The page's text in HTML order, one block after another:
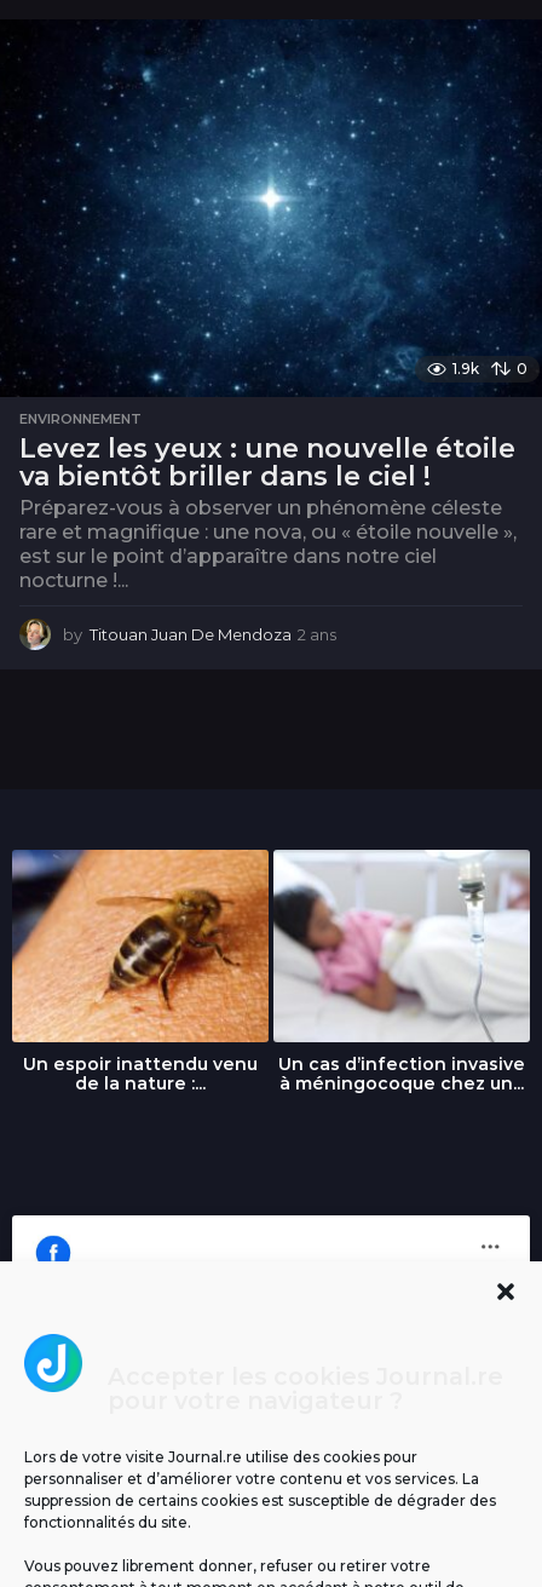
Lors de votre visite Journal.re utilise des cookies pour
personnaliser et d’améliorer votre contenu et vos services. La
suppression de certains cookies est susceptible de dégrader des
fonctionnalités du site.
Vous pouvez librement donner, refuser ou retirer votre
s
1.9k 0
ENVIRONNEMENT
Levez les yeux : une nouvelle étoile
va bientôt briller dans le ciel !
Préparez-vous à observer un phénomène céleste
rare et magnifique : une nova, ou « étoile nouvelle »,
est sur le point d’apparaître dans notre ciel
nocturne !...
by Titouan Juan De Mendoza 2 ans
Un espoir inattendu venu
de la nature :...
Un cas d’infection invasive
à méningocoque chez un...